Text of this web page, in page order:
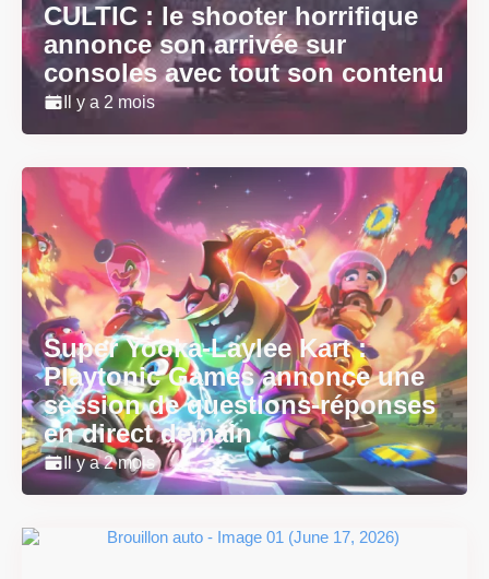
CULTIC : le shooter horrifique
annonce son arrivée sur
consoles avec tout son contenu
Il y a 2 mois
Super Yooka-Laylee Kart :
Playtonic Games annonce une
session de questions-réponses
en direct demain
Il y a 2 mois